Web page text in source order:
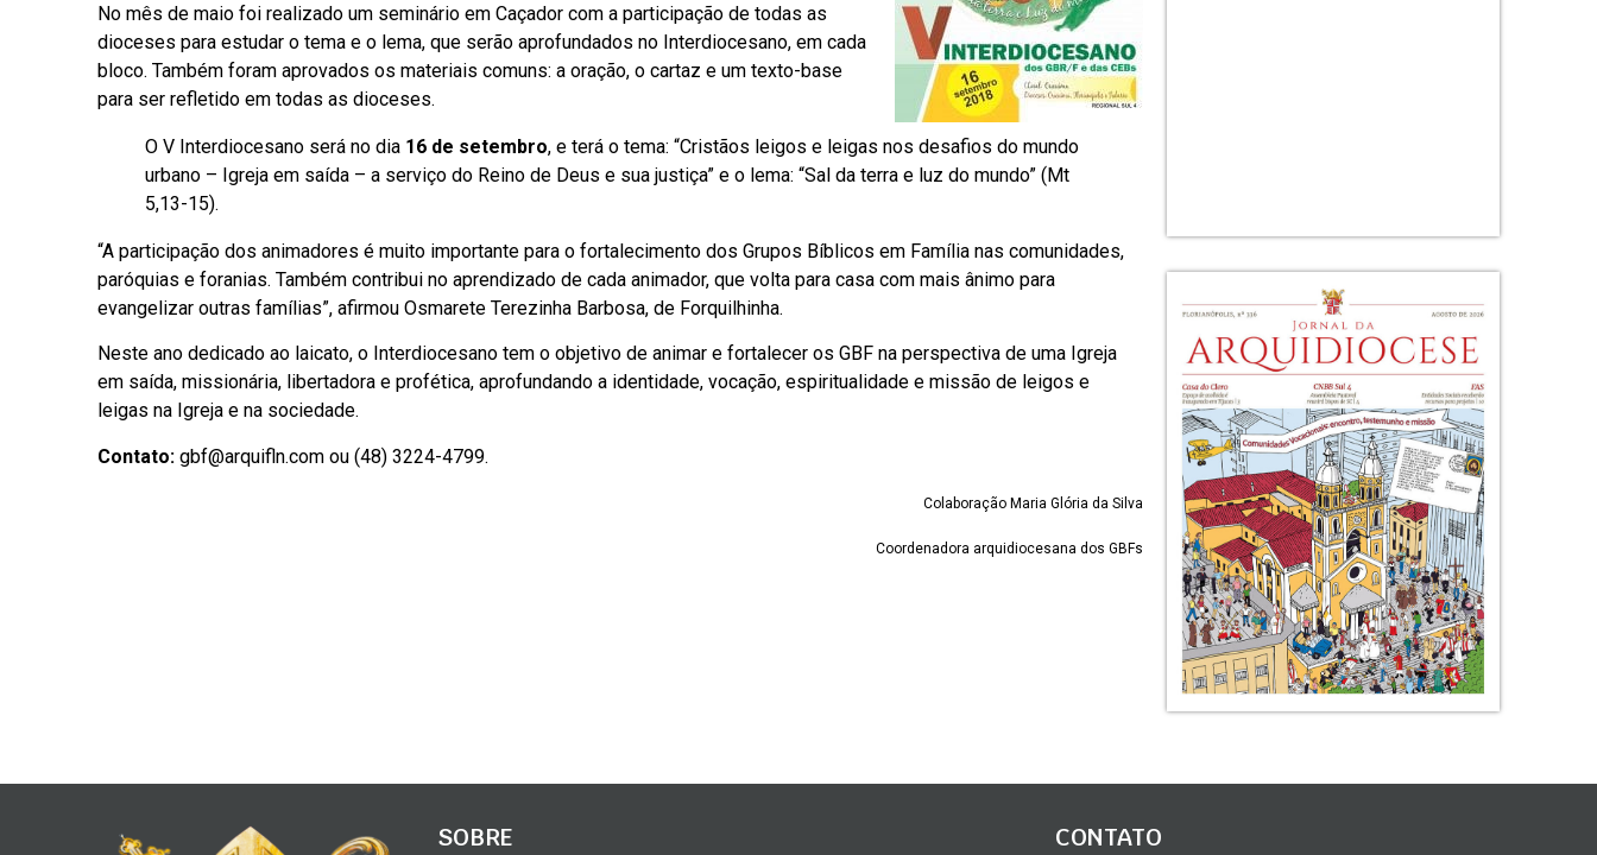
No mês de maio foi realizado um seminário em Caçador com a participação de todas as
dioceses para estudar o tema e o lema, que serão aprofundados no Interdiocesano, em cada
bloco. Também foram aprovados os materiais comuns: a oração, o cartaz e um texto-base
para ser refletido em todas as dioceses.
O V Interdiocesano será no dia 16 de setembro, e terá o tema: “Cristãos leigos e leigas nos desafios do mundo
urbano – Igreja em saída – a serviço do Reino de Deus e sua justiça” e o lema: “Sal da terra e luz do mundo” (Mt
5,13-15).
“A participação dos animadores é muito importante para o fortalecimento dos Grupos Bíblicos em Família nas comunidades,
paróquias e foranias. Também contribui no aprendizado de cada animador, que volta para casa com mais ânimo para
evangelizar outras famílias”, afirmou Osmarete Terezinha Barbosa, de Forquilhinha.
Neste ano dedicado ao laicato, o Interdiocesano tem o objetivo de animar e fortalecer os GBF na perspectiva de uma Igreja
em saída, missionária, libertadora e profética, aprofundando a identidade, vocação, espiritualidade e missão de leigos e
leigas na Igreja e na sociedade.
Contato: gbf@arquifln.com ou (48) 3224-4799.
Colaboração Maria Glória da Silva
Coordenadora arquidiocesana dos GBFs
SOBRE CONTATO